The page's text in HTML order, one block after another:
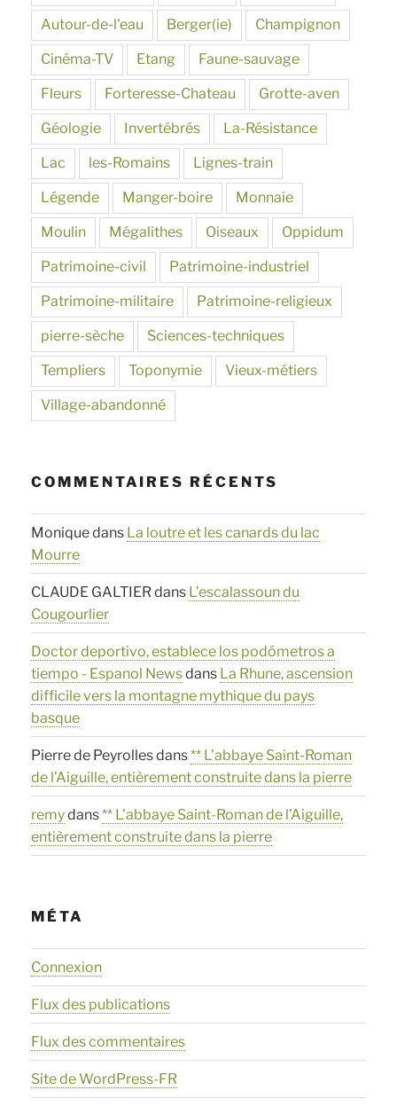
Autour-de-l'eau Berger(ie) Champignon
Cinéma-TV Etang Faune-sauvage
Fleurs Forteresse-Chateau Grotte-aven
Géologie Invertébrés La-Résistance
Lac les-Romains Lignes-train
Légende Manger-boire Monnaie
Moulin Mégalithes Oiseaux Oppidum
Patrimoine-civil Patrimoine-industriel
Patrimoine-militaire Patrimoine-religieux
pierre-sèche Sciences-techniques
Templiers Toponymie Vieux-métiers
Village-abandonné
COMMENTAIRES RÉCENTS
Moniquedans La loutre et les canards du lac
Mourre
CLAUDE GALTIERdans L’escalassoun du
Cougourlier
Doctor deportivo, establece los podómetros a
tiempo - Espanol Newsdans La Rhune, ascension
difficile vers la montagne mythique du pays
basque
Pierre de Peyrollesdans** L’abbaye Saint-Roman
de l’Aiguille, entièrement construite dans la pierre
remydans** L’abbaye Saint-Roman de l’Aiguille,
entièrement construite dans la pierre
MÉTA
Connexion
Flux des publications
Flux des commentaires
Site de WordPress-FR